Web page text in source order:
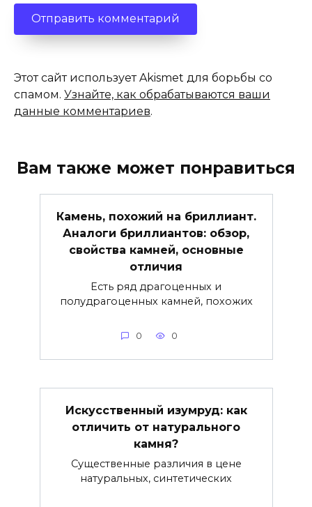
Этот сайт использует Akismet для борьбы со
спамом. Узнайте, как обрабатываются ваши
данные комментариев.
Вам также может понравиться
Камень, похожий на бриллиант.
Аналоги бриллиантов: обзор,
свойства камней, основные
отличия
Есть ряд драгоценных и
полудрагоценных камней, похожих
0 0
Искусственный изумруд: как
отличить от натурального
камня?
Существенные различия в цене
натуральных, синтетических